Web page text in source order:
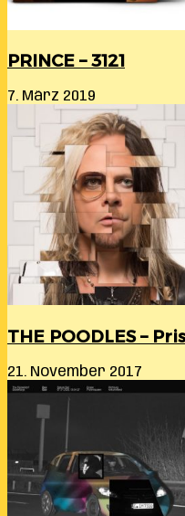
PRINCE – 3121
7. März 2019
THE POODLES –
21. November 2017